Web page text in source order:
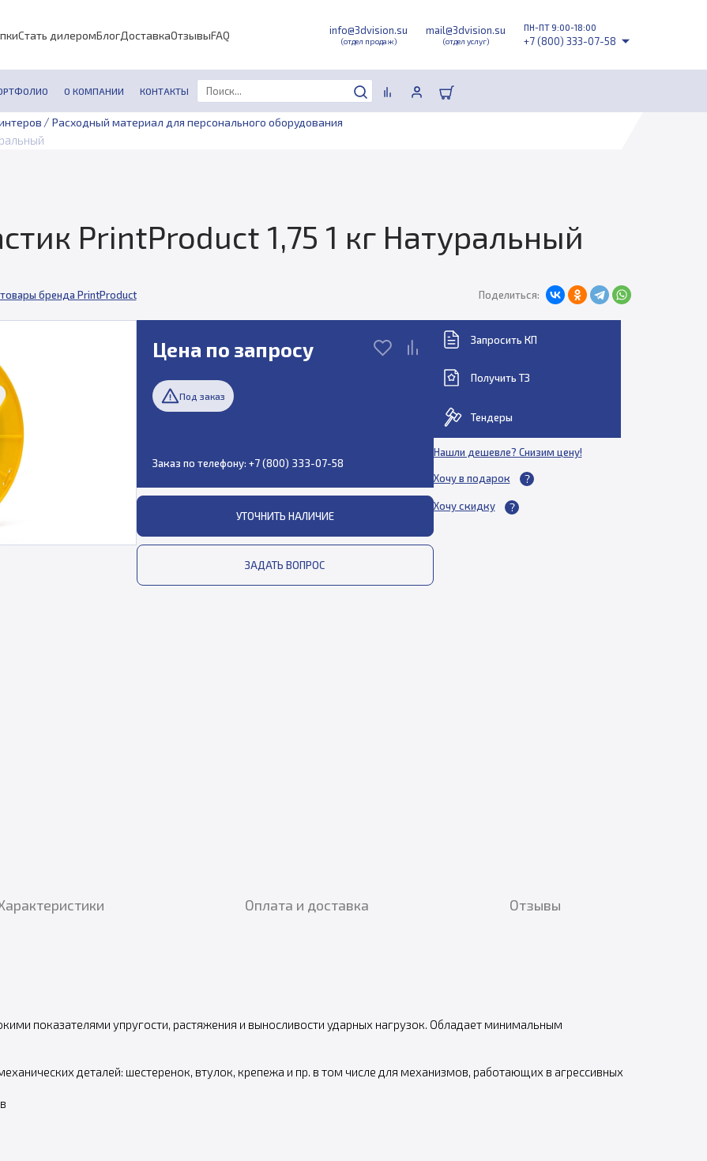
Стать дилеромБлогДоставкаОтзывыFAQ info@3dvision.su
(отдел продаж)
mail@3dvision.su
(отдел услуг)
ПН-ПТ 9:00-18:00
+7 (800) 333-07-58
О КОМПАНИИ КОНТАКТЫ
/ Расходный материал для персонального оборудования
PrintProduct 1,75 1 кг Натуральный
бренда PrintProduct Поделиться:
Цена по запросу
Под заказ
Заказ по телефону: +7 (800) 333-07-58
УТОЧНИТЬ НАЛИЧИЕ
ЗАДАТЬ ВОПРОС
Запросить КП
Получить ТЗ
Тендеры
Нашли дешевле? Снизим цену!
Хочу в подарок
Хочу скидку
Оплата и доставка Отзывы
показателями упругости, растяжения и выносливости ударных нагрузок. Обладает минимальным
деталей: шестеренок, втулок, крепежа и пр. в том числе для механизмов, работающих в агрессивных